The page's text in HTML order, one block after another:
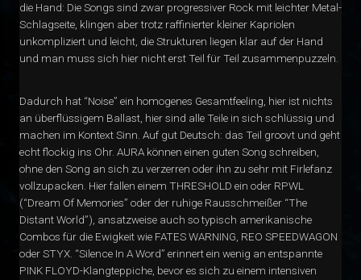
die Hand: Die Songs sind zwar progressiver Rock mit leichter Metal-
Schlagseite, klingen aber trotz raffinierter kleiner Kapriolen
unkompliziert und leicht, die Strukturen liegen klar auf der Hand
und man muss sich hier nicht erst Teil für Teil zusammenpuzzeln.
Dadurch hat “Noise” ein homogenes Gesamtfeeling, hier ist nichts
an überflüssigem Ballast, hier sind alle Teile in sich schlüssig und
machen im Kontext Sinn. Auf gut Deutsch: das Teil groovt und geht
echt flockig ins Ohr. AURA können einen guten Song schreiben,
ohne den Song an sich zu verzerren oder ihn zu sehr mit Firlefanz
vollzupacken. Hier fallen einem THRESHOLD ein oder RPWL
(“Dream Of Memories” oder der ruhige Rausschmeißer “The
Distant World”), ansatzweise auch so typisch amerikanische
Combos für die Ewigkeit wie FATES WARNING, REO SPEEDWAGON
oder STYX. “Silence In A Word” erinnert ein wenig an entspannte
PINK FLOYD-Klangteppiche, bevor es sich zu einem intensiven